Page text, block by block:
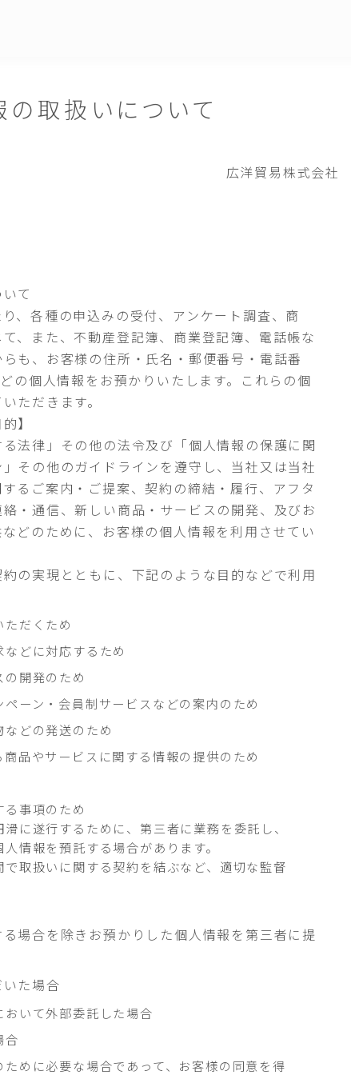
取扱いについて
広洋貿易株式会社
て
、各種の申込みの受付、アンケート調査、商
、また、不動産登記簿、商業登記簿、電話帳な
も、お客様の住所・氏名・郵便番号・電話番
の個人情報をお預かりいたします。これらの個
ただきます。
】
法律」その他の法令及び「個人情報の保護に関
その他のガイドラインを遵守し、当社又は当社
るご案内・ご提案、契約の締結・履行、アフタ
・通信、新しい商品・サービスの開発、及びお
どのために、お客様の個人情報を利用させてい
の実現とともに、下記のような目的などで利用
だくため
どに対応するため
開発のため
ーン・会員制サービスなどの案内のため
どの発送のため
品やサービスに関する情報の提供のため
事項のため
に遂行するために、第三者に業務を委託し、
情報を預託する場合があります。
取扱いに関する契約を結ぶなど、適切な監督
場合を除きお預かりした個人情報を第三者に提
た場合
いて外部委託した場合
合
めに必要な場合であって、お客様の同意を得